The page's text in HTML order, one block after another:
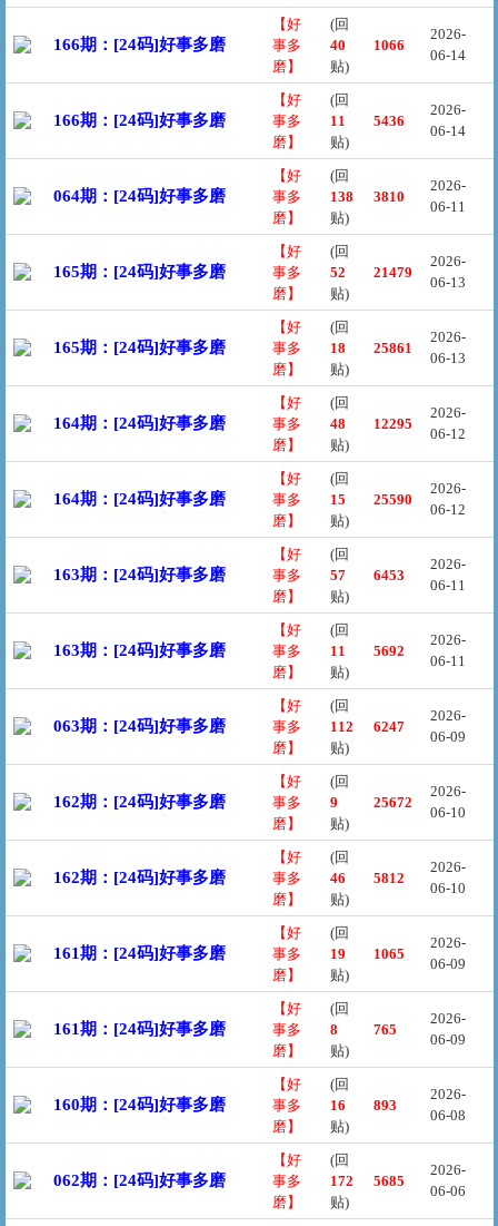
166期：[24码]好事多磨
【好
事多
磨】
(回
40
贴)
1066
2026-
06-14
166期：[24码]好事多磨
【好
事多
磨】
(回
11
贴)
5436
2026-
06-14
064期：[24码]好事多磨
【好
事多
磨】
(回
138
贴)
3810
2026-
06-11
165期：[24码]好事多磨
【好
事多
磨】
(回
52
贴)
21479
2026-
06-13
165期：[24码]好事多磨
【好
事多
磨】
(回
18
贴)
25861
2026-
06-13
164期：[24码]好事多磨
【好
事多
磨】
(回
48
贴)
12295
2026-
06-12
164期：[24码]好事多磨
【好
事多
磨】
(回
15
贴)
25590
2026-
06-12
163期：[24码]好事多磨
【好
事多
磨】
(回
57
贴)
6453
2026-
06-11
163期：[24码]好事多磨
【好
事多
磨】
(回
11
贴)
5692
2026-
06-11
063期：[24码]好事多磨
【好
事多
磨】
(回
112
贴)
6247
2026-
06-09
162期：[24码]好事多磨
【好
事多
磨】
(回
9
贴)
25672
2026-
06-10
162期：[24码]好事多磨
【好
事多
磨】
(回
46
贴)
5812
2026-
06-10
161期：[24码]好事多磨
【好
事多
磨】
(回
19
贴)
1065
2026-
06-09
161期：[24码]好事多磨
【好
事多
磨】
(回
8
贴)
765
2026-
06-09
160期：[24码]好事多磨
【好
事多
磨】
(回
16
贴)
893
2026-
06-08
062期：[24码]好事多磨
【好
事多
磨】
(回
172
贴)
5685
2026-
06-06